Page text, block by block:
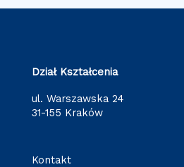
Dział Kształcenia
ul. Warszawska 24
31-155 Kraków
Kontakt